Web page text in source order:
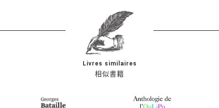
相似書籍
Livres similaires